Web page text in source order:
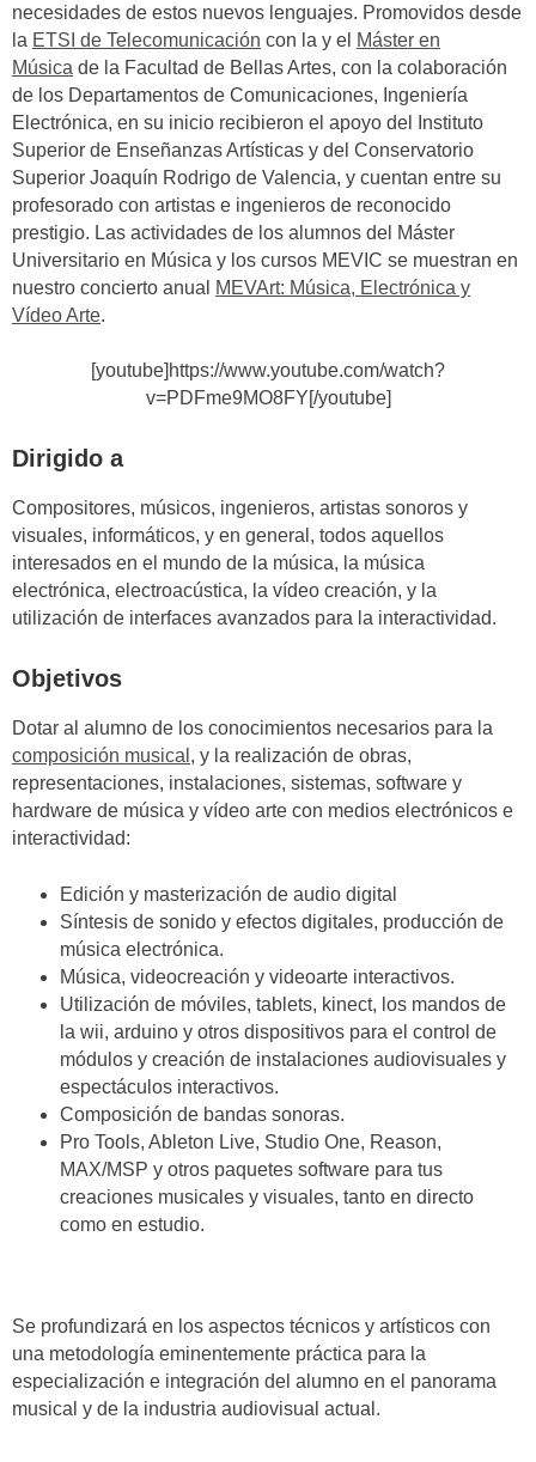
necesidades de estos nuevos lenguajes. Promovidos desde
la ETSI de Telecomunicación con la y el Máster en
Música de la Facultad de Bellas Artes, con la colaboración
de los Departamentos de Comunicaciones, Ingeniería
Electrónica, en su inicio recibieron el apoyo del Instituto
Superior de Enseñanzas Artísticas y del Conservatorio
Superior Joaquín Rodrigo de Valencia, y cuentan entre su
profesorado con artistas e ingenieros de reconocido
prestigio. Las actividades de los alumnos del Máster
Universitario en Música y los cursos MEVIC se muestran en
nuestro concierto anual
MEVArt: Música, Electrónica y
Vídeo Arte.
[youtube]https://www.youtube.com/watch?
v=PDFme9MO8FY[/youtube]
Dirigido a
Compositores, músicos, ingenieros, artistas sonoros y
visuales, informáticos, y en general, todos aquellos
interesados en el mundo de la música, la música
electrónica, electroacústica, la vídeo creación, y la
utilización de interfaces avanzados para la interactividad.
Objetivos
Dotar al alumno de los conocimientos necesarios para la
composición musical , y la realización de obras,
representaciones, instalaciones, sistemas, software y
hardware de música y vídeo arte con medios electrónicos e
interactividad:
Edición y masterización de audio digital
Síntesis de sonido y efectos digitales, producción de
música electrónica.
Música, videocreación y videoarte interactivos.
Utilización de móviles, tablets, kinect, los mandos de
la wii, arduino y otros dispositivos para el control de
módulos y creación de instalaciones audiovisuales y
espectáculos interactivos.
Composición de bandas sonoras.
Pro Tools, Ableton Live, Studio One, Reason,
MAX/MSP y otros paquetes software para tus
creaciones musicales y visuales, tanto en directo
como en estudio.
Se profundizará en los aspectos técnicos y artísticos con
una metodología eminentemente práctica para la
especialización e integración del alumno en el panorama
musical y de la industria audiovisual actual.